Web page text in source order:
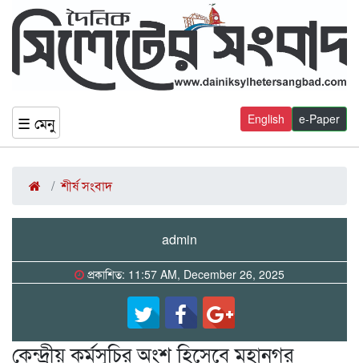
☰ মেনু e-Paper
English
শীর্ষ সংবাদ
admin
প্রকাশিত: 11:57 AM, December 26, 2025
কেন্দ্রীয় কর্মসূচির অংশ হিসেবে মহানগর